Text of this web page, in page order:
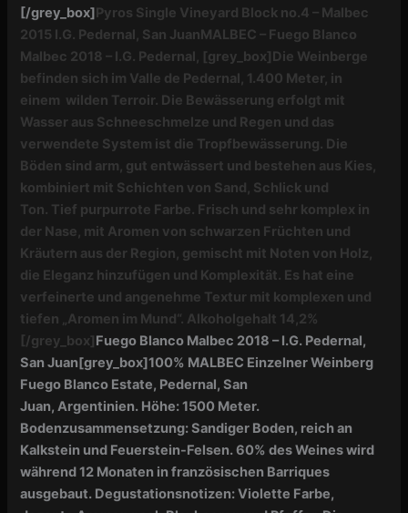
[/grey_box]Pyros Single Vineyard Block no.4 – Malbec
2015 I.G. Pedernal, San JuanMALBEC – Fuego Blanco
Malbec 2018 – I.G. Pedernal, [grey_box]Die Weinberge
befinden sich im Valle de Pedernal, 1.400 Meter, in
einem wilden Terroir. Die Bewässerung erfolgt mit
Wasser aus Schneeschmelze und Regen und das
verwendete System ist die Tropfbewässerung. Die
Böden sind arm, gut entwässert und bestehen aus Kies,
kombiniert mit Schichten von Sand, Schlick und
Ton. Tief purpurrote Farbe. Frisch und sehr komplex in
der Nase, mit Aromen von schwarzen Früchten und
Kräutern aus der Region, gemischt mit Noten von Holz,
die Eleganz hinzufügen und Komplexität. Es hat eine
verfeinerte und angenehme Textur mit komplexen und
tiefen „Aromen im Mund“. Alkoholgehalt 14,2%
[/grey_box]Fuego Blanco Malbec 2018 – I.G. Pedernal,
San Juan[grey_box]100% MALBEC Einzelner Weinberg
Fuego Blanco Estate, Pedernal, San
Juan, Argentinien. Höhe: 1500 Meter.
Bodenzusammensetzung: Sandiger Boden, reich an
Kalkstein und Feuerstein-Felsen. 60% des Weines wird
während 12 Monaten in französischen Barriques
ausgebaut. Degustationsnotizen: Violette Farbe,